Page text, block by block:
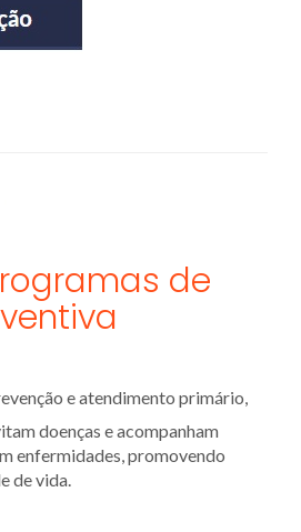
de
e atendimento primário,
doenças e acompanham
enfermidades, promovendo
de vida.